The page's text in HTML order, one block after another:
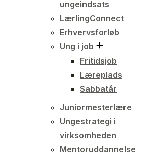
ungeindsats
LærlingConnect
Erhvervsforløb
Ung i job
Fritidsjob
Læreplads
Sabbatår
Juniormesterlære
Ungestrategi i
virksomheden
Mentoruddannelse